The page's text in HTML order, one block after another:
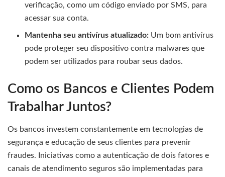
verificação, como um código enviado por SMS, para
acessar sua conta.
Mantenha seu antivírus atualizado: Um bom antivírus
pode proteger seu dispositivo contra malwares que
podem ser utilizados para roubar seus dados.
Como os Bancos e Clientes Podem
Trabalhar Juntos?
Os bancos investem constantemente em tecnologias de
segurança e educação de seus clientes para prevenir
fraudes. Iniciativas como a autenticação de dois fatores e
canais de atendimento seguros são implementadas para